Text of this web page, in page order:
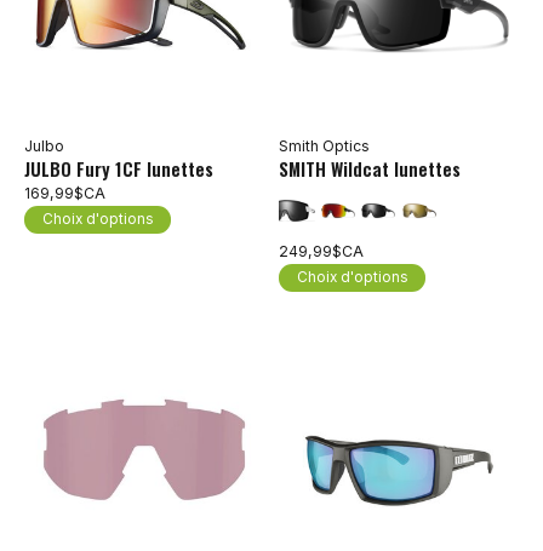
Julbo
JULBO Fury 1CF lunettes
169,99$CA
Choix d'options
Smith Optics
SMITH Wildcat lunettes
249,99$CA
Choix d'options